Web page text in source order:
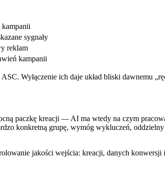
kampanii
sygnały
reklam
kampanii
Wyłączenie ich daje układ bliski dawnemu
paczkę kreacji — AI ma wtedy na czym
konkretną grupę, wymóg wykluczeń,
jakości wejścia: kreacji, danych konwersji